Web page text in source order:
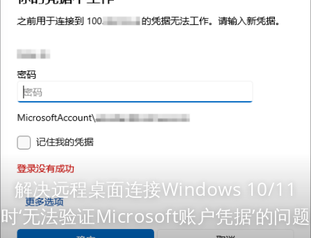
解决远程桌面连接Windows 10/11
时‘无法验证Microsoft账户凭据’的问题